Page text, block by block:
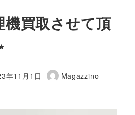
機買取させて頂
日
年11月1日
著
Magazzino